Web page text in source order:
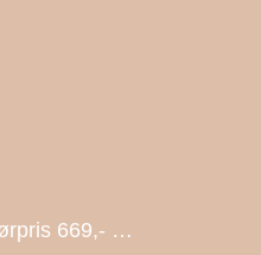
669,- …